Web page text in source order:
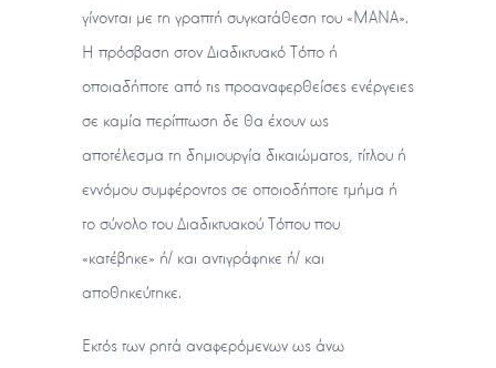
γίνονται με τη γραπτή συγκατάθεση του «ΜΑΝΑ».
Η πρόσβαση στον Διαδικτυακό Τόπο ή
οποιαδήποτε από τις προαναφερθείσες ενέργειες
σε καμία περίπτωση δε θα έχουν ως
αποτέλεσμα τη δημιουργία δικαιώματος, τίτλου ή
εννόμου συμφέροντος σε οποιοδήποτε τμήμα ή
το σύνολο του Διαδικτυακού Τόπου που
«κατέβηκε» ή/ και αντιγράφηκε ή/ και
αποθηκεύτηκε.
Εκτός των ρητά αναφερόμενων ως άνω